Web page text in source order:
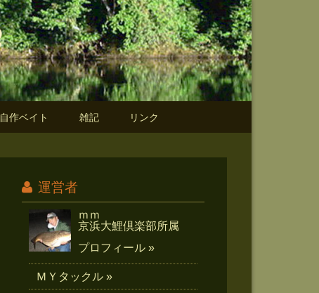
自作ベイト 雑記 リンク
運営者
ｍｍ
京浜大鯉倶楽部所属
プロフィール »
ＭＹタックル »